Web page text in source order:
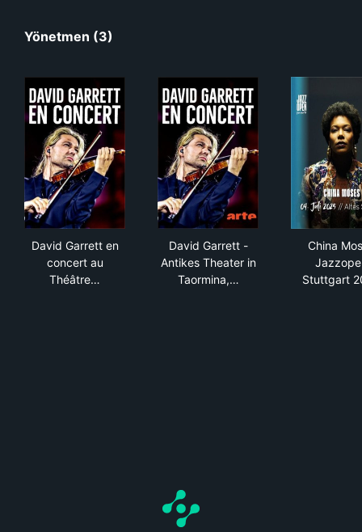
Yönetmen (3)
David Garrett en
concert au
Théâtre…
David Garrett -
Antikes Theater in
Taormina,…
China
Stuttgart